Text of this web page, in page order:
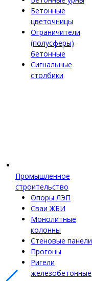
Бетонные
цветочницы
Ограничители
(полусферы)
бетонные
Сигнальные
столбики
Промышленное
строительство
Опоры ЛЭП
Сваи ЖБИ
Монолитные
колонны
Стеновые панели
Прогоны
Ригели
железобетонные